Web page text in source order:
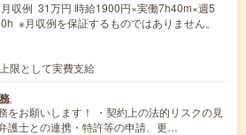
収例 31万円 時給1900円×実働7h40m×週5
※月収例を保証するものではありません。
限として実費支給
をお願いします！ ・契約上の法的リスクの見
護士との連携・特許等の申請、更…